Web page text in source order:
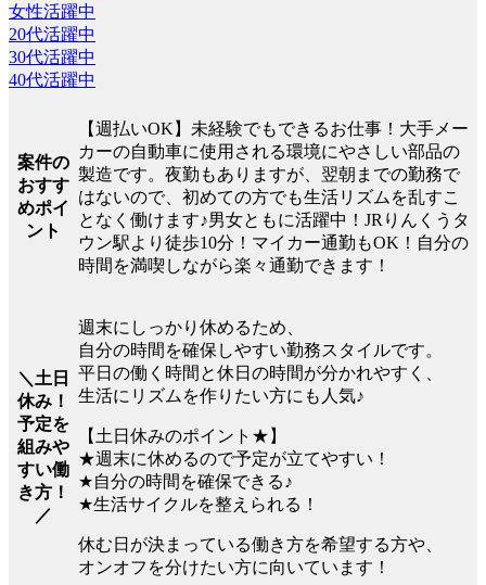
女性活躍中
20代活躍中
30代活躍中
40代活躍中
案件の
おすす
めポイ
ント
【週払いOK】未経験でもできるお仕事！大手メー
カーの自動車に使用される環境にやさしい部品の
製造です。夜勤もありますが、翌朝までの勤務で
はないので、初めての方でも生活リズムを乱すこ
となく働けます♪男女ともに活躍中！JRりんくうタ
ウン駅より徒歩10分！マイカー通勤もOK！自分の
時間を満喫しながら楽々通勤できます！
＼土日
休み！
予定を
組みや
すい働
き方！
／
週末にしっかり休めるため、
自分の時間を確保しやすい勤務スタイルです。
平日の働く時間と休日の時間が分かれやすく、
生活にリズムを作りたい方にも人気♪
【土日休みのポイント★】
★週末に休めるので予定が立てやすい！
★自分の時間を確保できる♪
★生活サイクルを整えられる！
休む日が決まっている働き方を希望する方や、
オンオフを分けたい方に向いています！